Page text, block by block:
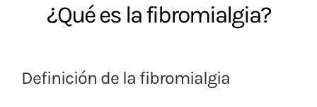
¿Qué es la fibromialgia?
Definición de la fibromialgia